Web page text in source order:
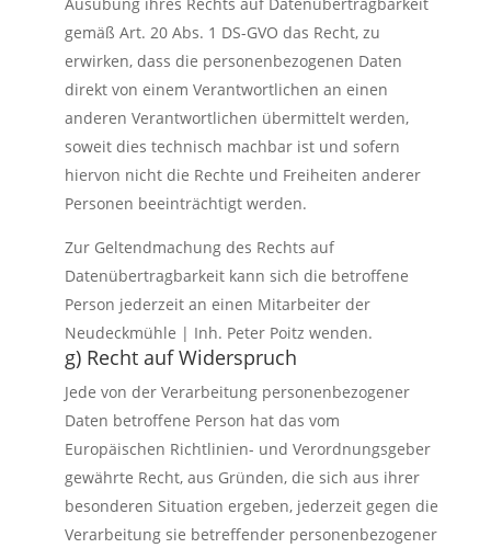
gemäß Art. 20 Abs. 1 DS-GVO das Recht, zu
erwirken, dass die personenbezogenen Daten
direkt von einem Verantwortlichen an einen
anderen Verantwortlichen übermittelt werden,
soweit dies technisch machbar ist und sofern
hiervon nicht die Rechte und Freiheiten anderer
Personen beeinträchtigt werden.
Zur Geltendmachung des Rechts auf
Datenübertragbarkeit kann sich die betroffene
Person jederzeit an einen Mitarbeiter der
Neudeckmühle | Inh. Peter Poitz wenden.
g) Recht auf Widerspruch
Jede von der Verarbeitung personenbezogener
Daten betroffene Person hat das vom
Europäischen Richtlinien- und Verordnungsgeber
gewährte Recht, aus Gründen, die sich aus ihrer
besonderen Situation ergeben, jederzeit gegen die
Verarbeitung sie betreffender personenbezogener